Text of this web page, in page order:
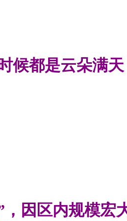
候都是云朵满天
因区内规模宏